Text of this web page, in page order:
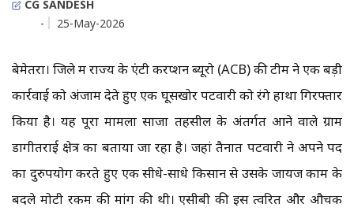
CG SANDESH
-
25-May-2026
बेमेतरा। जिले में राज्य के एंटी करप्शन ब्यूरो (ACB) की टीम ने एक बड़ी
कार्रवाई को अंजाम देते हुए एक घूसखोर पटवारी को रंगे हाथों गिरफ्तार
किया है। यह पूरा मामला साजा तहसील के अंतर्गत आने वाले ग्राम
डोंगीतराई क्षेत्र का बताया जा रहा है। जहां तैनात पटवारी ने अपने पद
का दुरुपयोग करते हुए एक सीधे-साधे किसान से उसके जायज काम के
बदले मोटी रकम की मांग की थी। एसीबी की इस त्वरित और औचक